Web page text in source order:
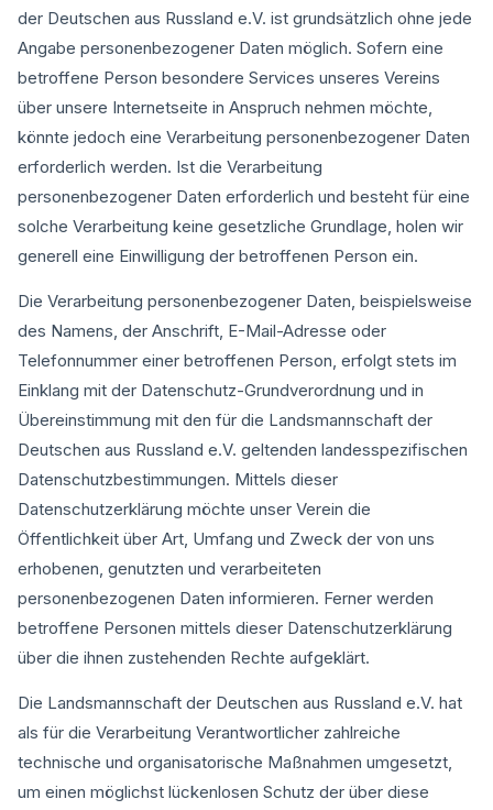
der Deutschen aus Russland e.V. ist grundsätzlich ohne jede
Angabe personenbezogener Daten möglich. Sofern eine
betroffene Person besondere Services unseres Vereins
über unsere Internetseite in Anspruch nehmen möchte,
könnte jedoch eine Verarbeitung personenbezogener Daten
erforderlich werden. Ist die Verarbeitung
personenbezogener Daten erforderlich und besteht für eine
solche Verarbeitung keine gesetzliche Grundlage, holen wir
generell eine Einwilligung der betroffenen Person ein.
Die Verarbeitung personenbezogener Daten, beispielsweise
des Namens, der Anschrift, E-Mail-Adresse oder
Telefonnummer einer betroffenen Person, erfolgt stets im
Einklang mit der Datenschutz-Grundverordnung und in
Übereinstimmung mit den für die Landsmannschaft der
Deutschen aus Russland e.V. geltenden landesspezifischen
Datenschutzbestimmungen. Mittels dieser
Datenschutzerklärung möchte unser Verein die
Öffentlichkeit über Art, Umfang und Zweck der von uns
erhobenen, genutzten und verarbeiteten
personenbezogenen Daten informieren. Ferner werden
betroffene Personen mittels dieser Datenschutzerklärung
über die ihnen zustehenden Rechte aufgeklärt.
Die Landsmannschaft der Deutschen aus Russland e.V. hat
als für die Verarbeitung Verantwortlicher zahlreiche
technische und organisatorische Maßnahmen umgesetzt,
um einen möglichst lückenlosen Schutz der über diese